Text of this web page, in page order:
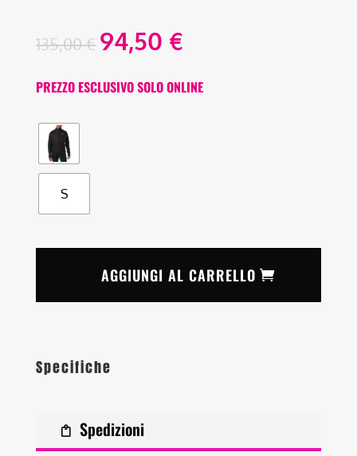
135,00€ 94,50 €
PREZZO ESCLUSIVO SOLO ONLINE
S
AGGIUNGI AL CARRELLO
Specifiche
Spedizioni